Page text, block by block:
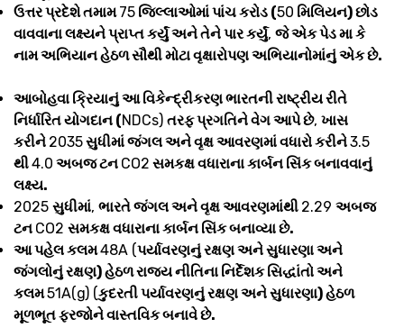
ઉત્તર પ્રદેશે તમામ75 જિલ્લાઓમાં પાંચ કરોડ (50 મિલિયન) છોડ
વાવવાના લક્ષ્યને પ્રાપ્ત કર્યું અને તેને પાર કર્યું, જે એક પેડ મા કે
નામ અભિયાન હેઠળ સૌથી મોટા વૃક્ષારોપણ અભિયાનોમાંનું એક છે.
આબોહવા ક્રિયાનું આ વિકેન્દ્રીકરણ ભારતની રાષ્ટ્રીય રીતે
નિર્ધારિત યોગદાન (NDCs) તરફ પ્રગતિને વેગ આપે છે, ખાસ
કરીને 2035સુધીમાં જંગલ અને વૃક્ષ આવરણમાં વધારો કરીને3.5
થી4.0 અબજ ટન CO2 સમકક્ષ વધારાના કાર્બન સિંક બનાવવાનું
લક્ષ્ય.
2025 સુધીમાં, ભારતે જંગલ અને વૃક્ષ આવરણમાંથી 2.29 અબજ
ટન CO2 સમકક્ષ વધારાના કાર્બન સિંક બનાવ્યા છે.
આ પહેલ કલમ48A (પર્યાવરણનું રક્ષણ અને સુધારણા અને
જંગલોનું રક્ષણ) હેઠળ રાજ્ય નીતિના નિર્દેશક સિદ્ધાંતો અને
કલમ51A(g) (કુદરતી પર્યાવરણનું રક્ષણ અને સુધારણા) હેઠળ
મૂળભૂત ફરજોને વાસ્તવિક બનાવે છે.